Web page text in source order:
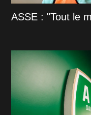
ASSE : "Tout le